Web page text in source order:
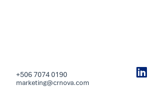
+506 7074 0190
marketing@crnova.com